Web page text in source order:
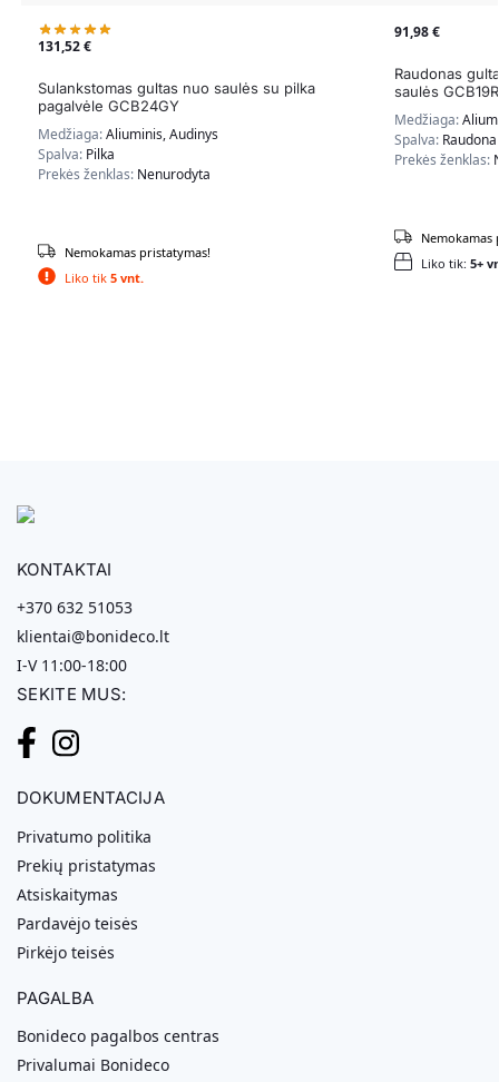
131,52€
Sulankstomas gultas nuo saulės su pilka
pagalvėle GCB24GY
Medžiaga:Aliuminis, Audinys
Spalva: Pilka
Prekės ženklas: Nenurodyta
Liko tik 5 vnt.
Nemokamas pristatymas!
91,98€
Raudonas
saulės
Medžiaga:
Spalva: Raudona
Prekės ženklas:
Liko tik: 5+
Nemokamas
KONTAKTAI
+370 632 51053
klientai@bonideco.lt
I-V 11:00-18:00
SEKITE MUS:
DOKUMENTACIJA
Privatumo politika
Prekių pristatymas
Atsiskaitymas
Pardavėjo teisės
Pirkėjo teisės
PAGALBA
Bonideco pagalbos centras
Privalumai Bonideco